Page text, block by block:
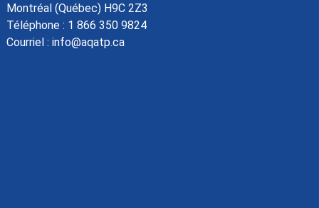
Montréal (Québec) H9C 2Z3
Téléphone : 1 866 350 9824
Courriel : info@aqatp.ca